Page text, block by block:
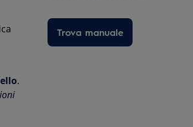
.
Trova manuale